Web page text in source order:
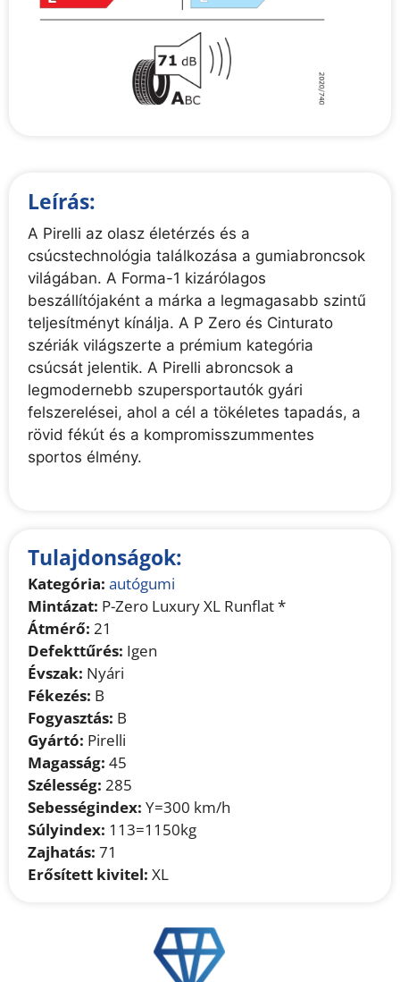
Leírás:
A Pirelli az olasz életérzés és a
csúcstechnológia találkozása a gumiabroncsok
világában. A Forma-1 kizárólagos
beszállítójaként a márka a legmagasabb szintű
teljesítményt kínálja. A P Zero és Cinturato
szériák világszerte a prémium kategória
csúcsát jelentik. A Pirelli abroncsok a
legmodernebb szupersportautók gyári
felszerelései, ahol a cél a tökéletes tapadás, a
rövid fékút és a kompromisszummentes
sportos élmény.
Tulajdonságok:
Kategória: autógumi
Mintázat: P-Zero Luxury XL Runflat *
Átmérő: 21
Defekttűrés: Igen
Évszak: Nyári
Fékezés: B
Fogyasztás: B
Gyártó: Pirelli
Magasság: 45
Szélesség: 285
Sebességindex: Y=300 km/h
Súlyindex: 113=1150kg
Zajhatás: 71
Erősített kivitel: XL